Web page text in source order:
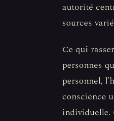
autorité
sources
Ce qui
personnes
personnel,
conscience
individuelle.